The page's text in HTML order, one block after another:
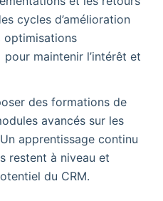
cycles d’amélioration
optimisations
pour maintenir l’intérêt et
des formations de
avancés sur les
apprentissage continu
restent à niveau et
du CRM.